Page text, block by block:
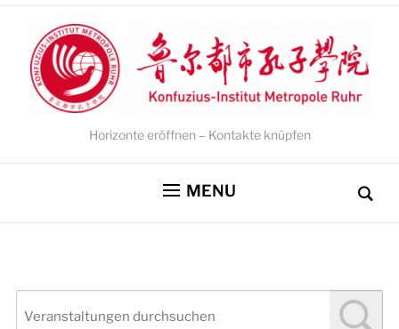
Horizonte eröffnen – Kontakte knüpfen
MENU